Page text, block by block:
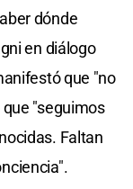
dónde
en diálogo
que "no
"seguimos
Faltan